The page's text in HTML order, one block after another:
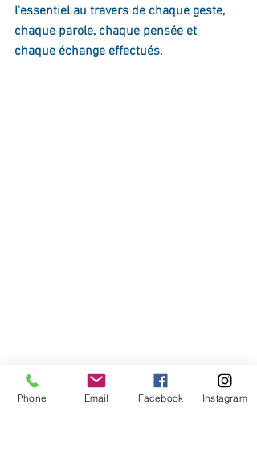
l'essentiel au travers de chaque geste,
chaque parole, chaque pensée et
chaque échange effectués.
Phone Email Facebook Instagram